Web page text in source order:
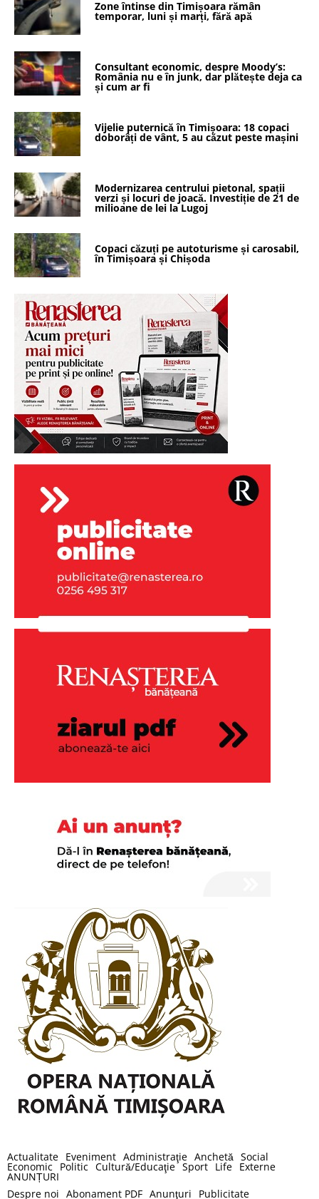
Zone întinse din Timișoara rămân
temporar, luni și marți, fără apă
Consultant economic, despre Moody’s:
România nu e în junk, dar plătește deja ca
și cum ar fi
Vijelie puternică în Timișoara: 18 copaci
doborâți de vânt, 5 au căzut peste mașini
Modernizarea centrului pietonal, spații
verzi și locuri de joacă. Investiție de 21 de
milioane de lei la Lugoj
Copaci căzuți pe autoturisme și carosabil,
în Timișoara și Chișoda
Actualitate Eveniment Administraţie Anchetă Social
Economic Politic Cultură/Educaţie Sport Life Externe
ANUNȚURI
Despre noi Abonament PDF Anunţuri Publicitate